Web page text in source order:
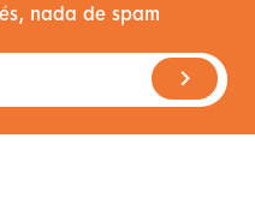
nada de spam